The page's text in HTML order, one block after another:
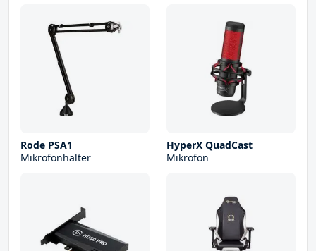
Rode PSA1
Mikrofonhalter
HyperX QuadCast
Mikrofon